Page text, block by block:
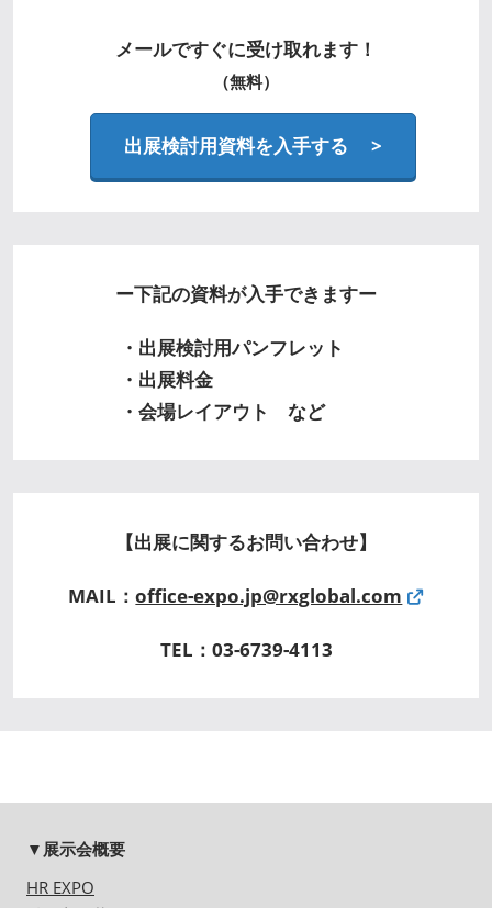
メールですぐに受け取れます！
（無料）
出展検討用資料を入手する >
ー下記の資料が入手できますー
・出展検討用パンフレット
・出展料金
・会場レイアウト など
【出展に関するお問い合わせ】
MAIL：office-expo.jp@rxglobal.com
TEL：03-6739-4113
▼展示会概要
HR EXPO